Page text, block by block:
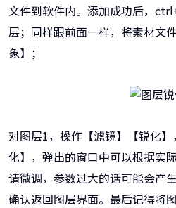
文件到软件内。添加成功后，
层；同样跟前面一样，将素材文
象】；
对图层1，操作【滤镜】【锐化
化】，弹出的窗口中可以根据实
请微调，参数过大的话可能会产
确认返回图层界面。最后记得将